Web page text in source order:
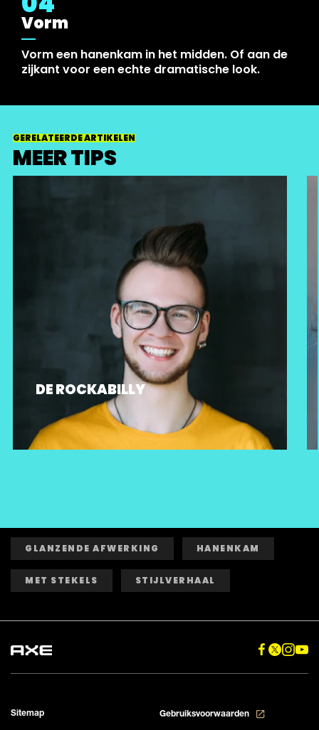
Vorm
Vorm een hanenkam in het midden. Of aan de
zijkant voor een echte dramatische look.
GERELATEERDE ARTIKELEN
MEER TIPS
DE ROCKABILLY
GLANZENDE AFWERKING HANENKAM
MET STEKELS STIJLVERHAAL
Sitemap Gebruiksvoorwaarden